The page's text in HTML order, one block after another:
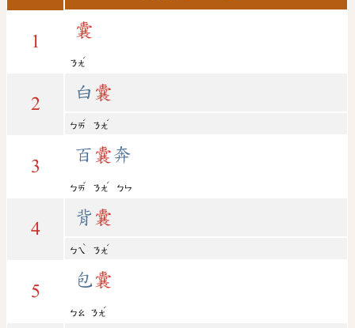
1
囊
ㄋㄤ
ˊ
2
白 囊
ㄅㄞ
ˊ
ㄋㄤ
ˊ
3
百 囊奔
ㄅㄞ
ˇ
ㄋㄤ
ˊ
ㄅㄣ
4
背 囊
ㄅㄟ
ˋ
ㄋㄤ
ˊ
5
包 囊
ㄅㄠ ㄋㄤ
ˊ